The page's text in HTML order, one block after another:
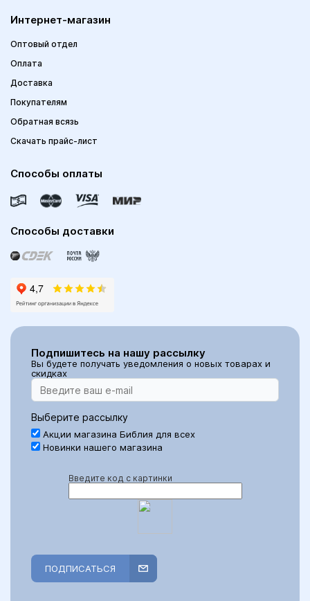
Интернет-магазин
Оптовый отдел
Оплата
Доставка
Покупателям
Обратная всязь
Скачать прайс-лист
Способы оплаты
Способы доставки
Подпишитесь на нашу рассылку
Вы будете получать уведомления о новых товарах и
скидках
Выберите рассылку
Акции магазина Библия для всех
Новинки нашего магазина
Введите код с картинки
ПОДПИСАТЬСЯ